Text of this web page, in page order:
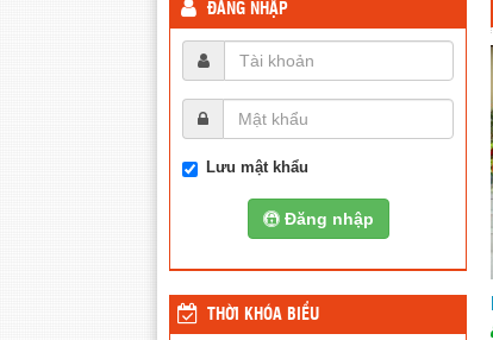
ĐĂNG NHẬP
Lưu mật khẩu
Đăng nhập
THỜI KHÓA BIỂU